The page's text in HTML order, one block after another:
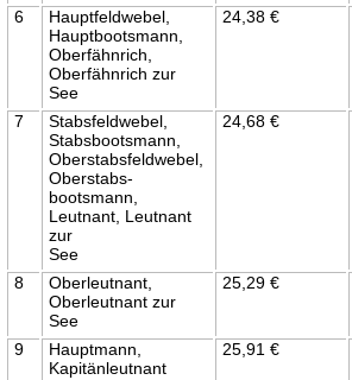
6
Hauptfeldwebel,
Hauptbootsmann,
Oberfähnrich,
Oberfähnrich zur
See
24,38 €
7
Stabsfeldwebel,
Stabsbootsmann,
Oberstabsfeldwebel,
Oberstabs-
bootsmann,
Leutnant, Leutnant
zur
See
24,68 €
8
Oberleutnant,
Oberleutnant zur
See
25,29 €
9
Hauptmann,
Kapitänleutnant
25,91 €